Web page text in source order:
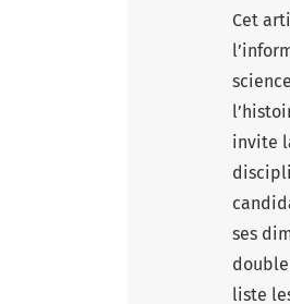
Cet
invite
ses
liste